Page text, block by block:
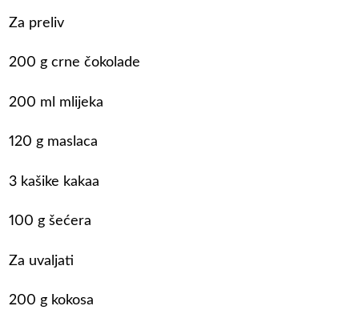
Za preliv
200 g crne čokolade
200 ml mlijeka
120 g maslaca
3 kašike kakaa
100 g šećera
Za uvaljati
200 g kokosa